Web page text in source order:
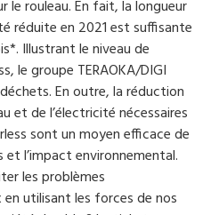
rouleau. En fait, la longueur
réduite en 2021 est suffisante
Illustrant le niveau de
le groupe TERAOKA/DIGI
En outre, la réduction
et de l’électricité nécessaires
sont un moyen efficace de
l’impact environnemental.
les problèmes
utilisant les forces de nos